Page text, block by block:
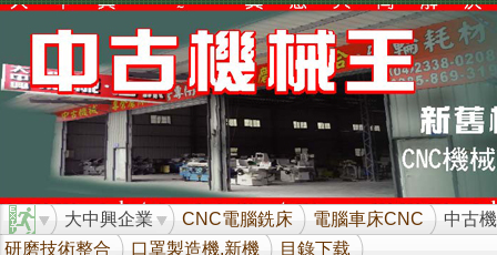
大中興企業 CNC電腦銑床 電腦車床CNC
中古
研磨技術整合
口罩製造機.新機
目錄下载